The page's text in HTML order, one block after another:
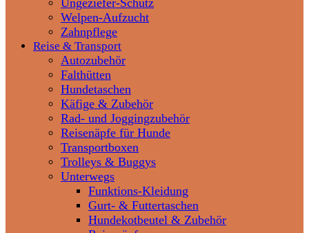
Ungeziefer-Schutz
Welpen-Aufzucht
Zahnpflege
Reise & Transport
Autozubehör
Falthütten
Hundetaschen
Käfige & Zubehör
Rad- und Joggingzubehör
Reisenäpfe für Hunde
Transportboxen
Trolleys & Buggys
Unterwegs
Funktions-Kleidung
Gurt- & Futtertaschen
Hundekotbeutel & Zubehör